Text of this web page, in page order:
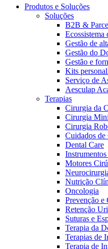
Cuidados Domiciliários
Vagas disponíveis
Descubra as tuas
Contactos
Produtos e Soluções
Soluções
B2B &
Ecossistema
Gestão de
Gestão do
Gestão e
Kits
Serviço de
Aesculap
Terapias
Cirurgia da
Cirurgia
Cirurgia
Cuidados de
Dental Care
Motores
Nutrição
Oncologia
Prevenção e
Retenção
Suturas e
Terapia da
Terapias de
Terapia de